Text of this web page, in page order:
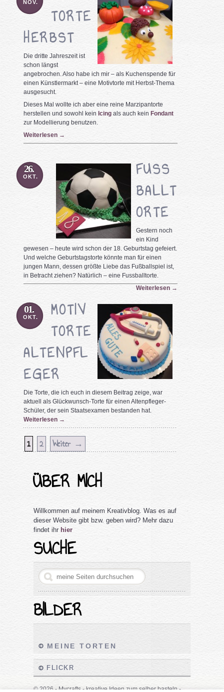
NOV.
TORTE
HERBST
Die dritte Jahreszeit ist
schon längst
angebrochen. Also habe ich mir – als Kuchenspende für
einen Künstlermarkt – eine Motivtorte mit Herbst-Thema
ausgesucht.
Dieses Mal wollte ich aber eine reine Marzipantorte
herstellen und sowohl kein Icing als auch kein Fondant
zur Modellierung benutzen.
Weiterlesen →
26.
OKT.
FUSS
BALLT
ORTE
Gestern noch
ein Kind
gewesen – heute wird schon der 18. Geburtstag gefeiert.
Und welche Geburtstagstorte könnte man für einen
jungen Mann, dessen größte Liebe das Fußballspiel ist,
in Betracht ziehen? Natürlich – eine Fussballtorte.
Weiterlesen →
01.
OKT.
MOTIV
TORTE
ALTENPFL
EGER
Die Torte, die ich euch in diesem Beitrag zeige, war
aktuell als Glückwunsch-Torte für einen Altenpfleger-
Schüler, der sein Staatsexamen bestanden hat.
Weiterlesen →
1 2 Weiter →
ÜBER MICH
Willkommen auf meinem Kreativblog. Was es auf
dieser Website gibt bzw. geben wird? Mehr dazu
findet ihr hier
SUCHE
BILDER
MEINE TORTEN
FLICKR
© 2026 - Mycrafts - kreative Ideen zum selber basteln -